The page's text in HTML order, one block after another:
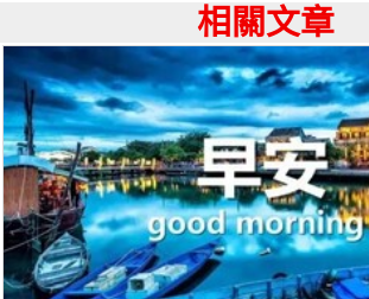
相關文章